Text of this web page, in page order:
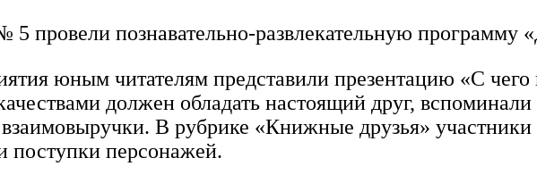
5 провели познавательно-развлекательную программу
юным читателям представили презентацию «С чего
должен обладать настоящий друг,
В рубрике «Книжные друзья»
поступки персонажей.